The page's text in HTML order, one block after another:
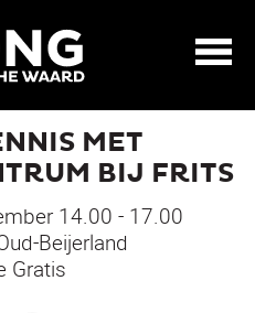
MET
BIJ FRITS
14.00 - 17.00
Beijerland
Gratis